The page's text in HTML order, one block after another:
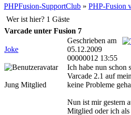
PHPFusion-SupportClub » PHP-Fusion
Wer ist hier? 1 Gäste
Varcade unter Fusion 7
Joke
Geschrieben am
05.12.2009
00000012 13:55
Jung Mitglied
Ich habe nun schon
Varcade 2.1 auf
keine Probleme
Nun ist mir gestern
Mitglied oder ich